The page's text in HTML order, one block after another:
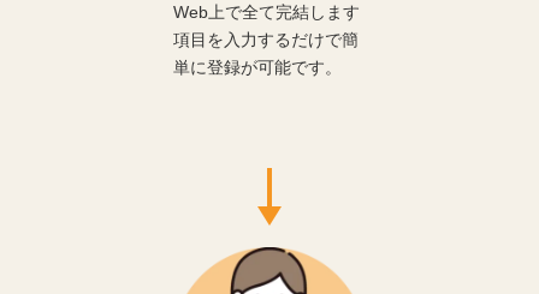
Web上で全て完結します
項目を入力するだけで簡
単に登録が可能です。